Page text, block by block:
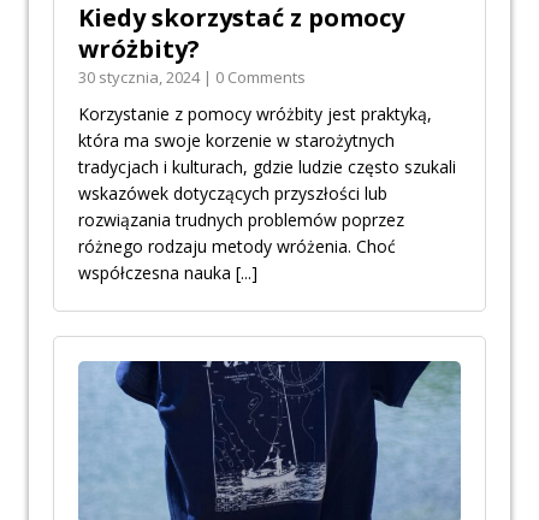
Kiedy skorzystać z pomocy
wróżbity?
30 stycznia, 2024 | 0 Comments
Korzystanie z pomocy wróżbity jest praktyką,
która ma swoje korzenie w starożytnych
tradycjach i kulturach, gdzie ludzie często szukali
wskazówek dotyczących przyszłości lub
rozwiązania trudnych problemów poprzez
różnego rodzaju metody wróżenia. Choć
współczesna nauka [...]